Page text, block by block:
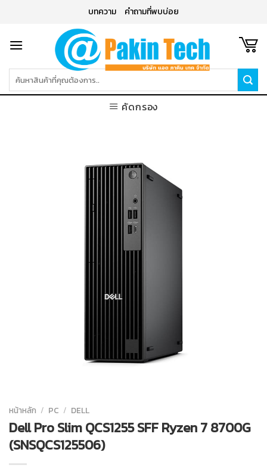
บทความ คำถามที่พบบ่อย
คัดกรอง
หน้าหลัก / PC / DELL
Dell Pro Slim QCS1255 SFF Ryzen 7 8700G
(SNSQCS125506)